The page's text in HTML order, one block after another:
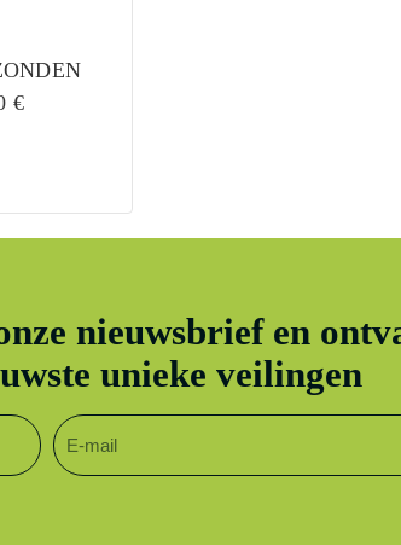
€
nieuwsbrief en
unieke veilingen